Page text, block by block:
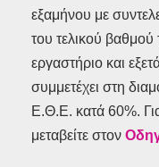
εξαμήνου με
του τελικού
εργαστήριο και
συμμετέχει στη
Ε.Θ.Ε. κατά 60%.
μεταβείτε στον